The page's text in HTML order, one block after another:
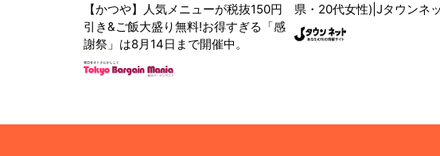
【かつや】人気メニューが税抜150円
引き&ご飯大盛り無料!お得すぎる「感
謝祭」は8月14日まで開催中。
県・20代女性)|Jタウンネ